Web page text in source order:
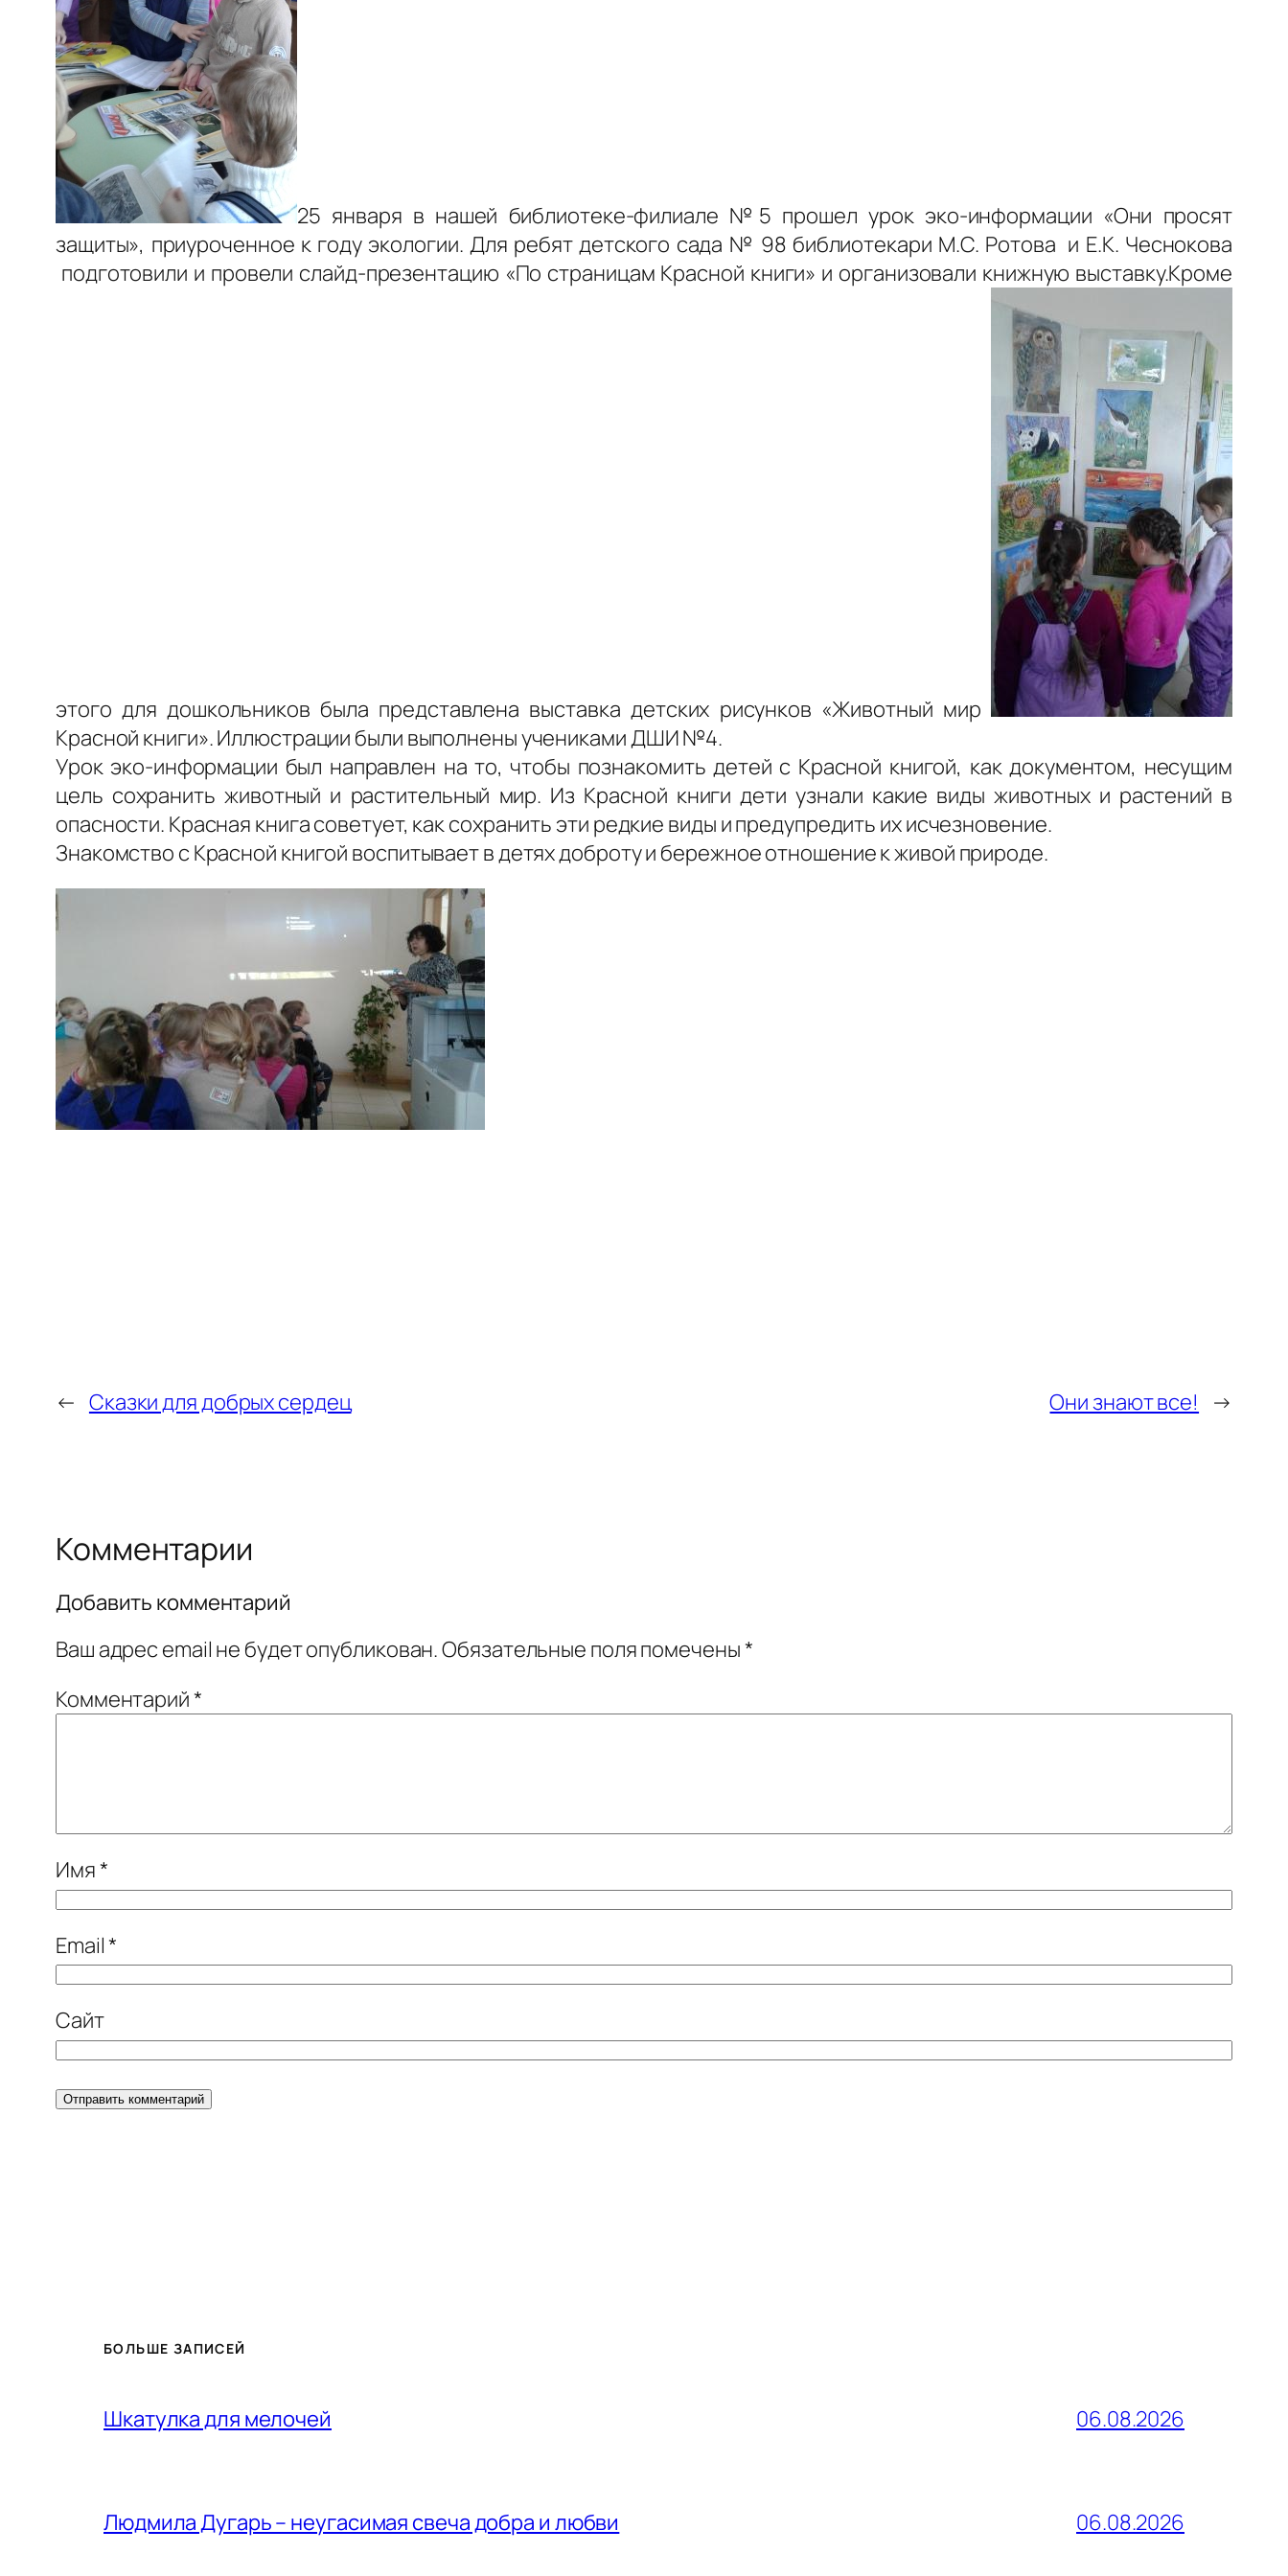
25 января в нашей библиотеке-филиале №5 прошел урок эко-информации «Они просят
защиты», приуроченное к году экологии. Для ребят детского сада № 98 библиотекари М.С. Ротова и Е.К. Чеснокова
подготовили и провели слайд-презентацию «По страницам Красной книги» и организовали книжную выставку.Кроме
этого для дошкольников была представлена выставка детских рисунков «Животный мир
Красной книги». Иллюстрации были выполнены учениками ДШИ №4.
Урок эко-информации был направлен на то, чтобы познакомить детей с Красной книгой, как документом, несущим
цель сохранить животный и растительный мир. Из Красной книги дети узнали какие виды животных и растений в
опасности. Красная книга советует, как сохранить эти редкие виды и предупредить их исчезновение.
Знакомство с Красной книгой воспитывает в детях доброту и бережное отношение к живой природе.
← Сказки для добрых сердец Они знают все! →
Комментарии
Добавить комментарий
Ваш адрес email не будет опубликован.Обязательные поля помечены*
Комментарий*
Имя*
Email*
Сайт
БОЛЬШЕ ЗАПИСЕЙ
Шкатулка для мелочей 06.08.2026
Людмила Дугарь – неугасимая свеча добра и любви 06.08.2026